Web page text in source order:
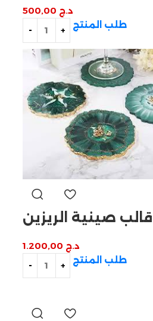
د.ج
طلب المنتج
قالب صينية الريزين
د.ج
طلب المنتج